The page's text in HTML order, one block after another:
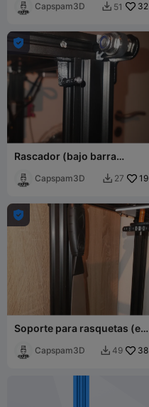
Capspam3D  51 32

Rascador (bajo barra
Capspam3D  27 19

Soporte para rasquetas (en
Capspam3D  49 38